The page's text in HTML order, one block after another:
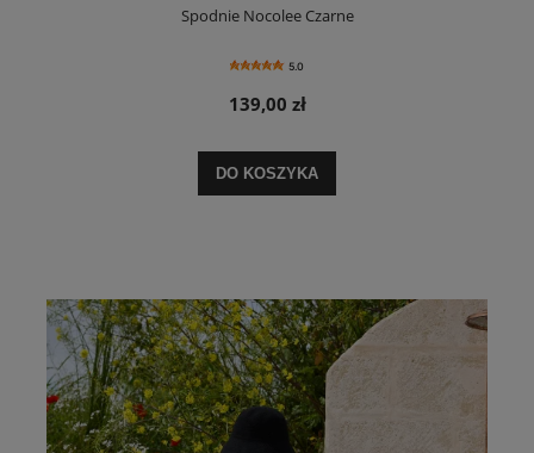
Spodnie Nocolee Czarne
5.0
139,00 zł
DO KOSZYKA